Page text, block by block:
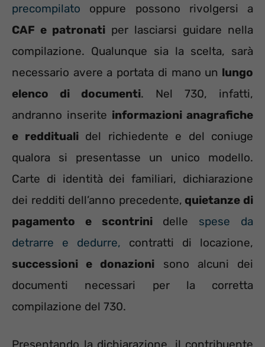
precompilato oppure possono rivolgersi a
CAF e patronati per lasciarsi guidare nella
compilazione. Qualunque sia la scelta, sarà
necessario avere a portata di mano un lungo
elenco di documenti. Nel 730, infatti,
andranno inserite informazioni anagrafiche
e redditualidel richiedente e del coniuge
qualora si presentasse un unico modello.
Carte di identità dei familiari, dichiarazione
dei redditi dell’anno precedente, quietanze di
pagamento e scontrinidelle spese da
detrarre e dedurre, contratti di locazione,
successioni e donazioni sono alcuni dei
documenti necessari per la corretta
compilazione del 730.